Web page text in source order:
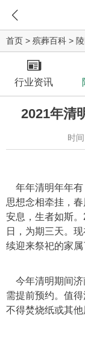
首页 > 殡葬百科 >
行业资讯
2021年清
时
年年清明年年有
思想念相牵挂，
安息，生者如斯
日，为期三天。
续迎来祭祀的家属
今年清明期间济
需提前预约。值
不得焚烧纸或其他